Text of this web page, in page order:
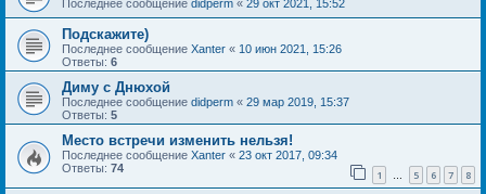
Последнее сообщение didperm « 29 окт 2021, 15:52
Подскажите)
Последнее сообщение Xanter « 10 июн 2021, 15:26
Ответы: 6
Диму с Днюхой
Последнее сообщение didperm « 29 мар 2019, 15:37
Ответы: 5
Место встречи изменить нельзя!
Последнее сообщение Xanter « 23 окт 2017, 09:34
Ответы: 74 1 … 5 6 7 8